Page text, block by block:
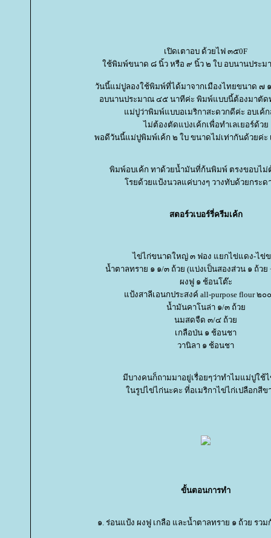
เปิดเตาอบ ด้วยไฟ ๓๕0F
ช้พิมพ์ขนาด ๘ นิ้ว หรือ ๙ นิ้ว ๒ ใบ อบนานประม
วันนี้แม่ปูลองใช้พิมพ์ที่ได้มาจากเมืองไทยขนาด ๗
อบนานประมาณ ๔๕ นาทีค่ะ พิมพ์แบบนี้ต้องมาตัดท
ม่ปูว่าพิมพ์แบบอเมริกาสะดวกดีค่ะ อบเค้ก
ไม่ต้องตัดแบ่งเค้กเพื่อทำเลเยอร์ด้ว
พอดีวันนี้แม่ปูพิมพ์เค้ก ๒ ใบ ขนาดไม่เท่ากันด้วยค่
พิมพ์อบเค้ก ทาด้วยน้ำมันที่ก้นพิมพ์ ตรงขอบไม่
รยด้วยแป้งนวลแค่บางๆ วางทับด้วยกระด
สตอร์วเบอร์รี่ครีมเค้ก
ไข่ไก่ขนาดใหญ่ ๓ ฟอง แยกไข่แดง-ไข่ข
น้ำตาลทราย ๑ ๑/๓ ถ้วย (แบ่งเป็นสองส่วน ๑ ถ้วย
ผงฟู ๑ ช้อนโต๊ะ
ป้งสาลีเอนกประสงค์ all-purpose flour ๒๐
น้ำมันคาโนล่า ๑/๓ ถ้ว
นมสดจืด ๓/๔ ถ้ว
เกลือป่น ๑ ช้อนชา
วานิลา ๑ ช้อนชา
มีบางคนก็ถามมาอยู่เรื่อยๆว่าทำไมแม่ปูใช้
นรูปไข่ไก่นะคะ ที่อเมริกาไข่ไก่เปลือกสีข
ขั้นตอนการทำ
๑. ร่อนแป้ง ผงฟู เกลือ และน้ำตาลทราย ๑ ถ้วย รว